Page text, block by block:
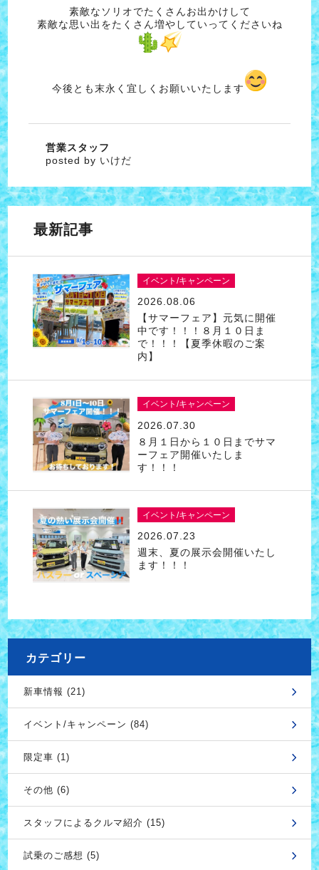
素敵なソリオでたくさんお出かけして
素敵な思い出をたくさん増やしていってくださいね
今後とも末永く宜しくお願いいたします
営業スタッフ
posted by いけだ
最新記事
イベント/キャンペーン
2026.08.06
【サマーフェア】元気に開催
中です！！！８月１０日ま
で！！！【夏季休暇のご案
内】
イベント/キャンペーン
2026.07.30
８月１日から１０日までサマ
ーフェア開催いたしま
す！！！
イベント/キャンペーン
2026.07.23
週末、夏の展示会開催いたし
ます！！！
カテゴリー
新車情報 (21)
イベント/キャンペーン (84)
限定車 (1)
その他 (6)
スタッフによるクルマ紹介 (15)
試乗のご感想 (5)